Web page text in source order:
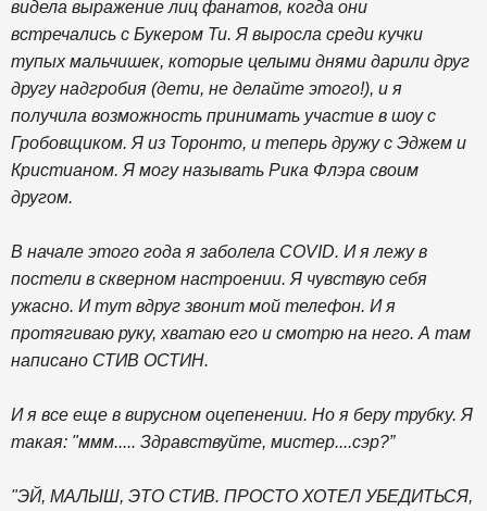
видела выражение лиц фанатов, когда они
встречались с Букером Ти. Я выросла среди кучки
тупых мальчишек, которые целыми днями дарили друг
другу надгробия (дети, не делайте этого!), и я
получила возможность принимать участие в шоу с
Гробовщиком. Я из Торонто, и теперь дружу с Эджем и
Кристианом. Я могу называть Рика Флэра своим
другом.
В начале этого года я заболела COVID. И я лежу в
постели в скверном настроении. Я чувствую себя
ужасно. И тут вдруг звонит мой телефон. И я
протягиваю руку, хватаю его и смотрю на него. А там
написано СТИВ ОСТИН.
И я все еще в вирусном оцепенении. Но я беру трубку. Я
такая: "ммм..... Здравствуйте, мистер....сэр?”
"ЭЙ, МАЛЫШ, ЭТО СТИВ. ПРОСТО ХОТЕЛ УБЕДИТЬСЯ,